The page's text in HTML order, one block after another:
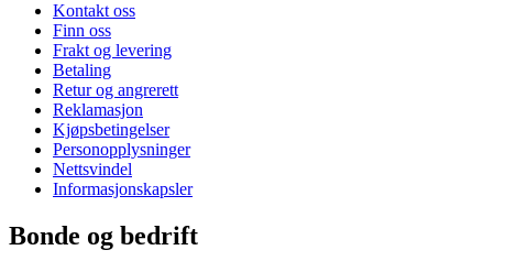
Kontakt oss
Finn oss
Frakt og levering
Betaling
Retur og angrerett
Reklamasjon
Kjøpsbetingelser
Personopplysninger
Nettsvindel
Informasjonskapsler
Bonde og bedrift